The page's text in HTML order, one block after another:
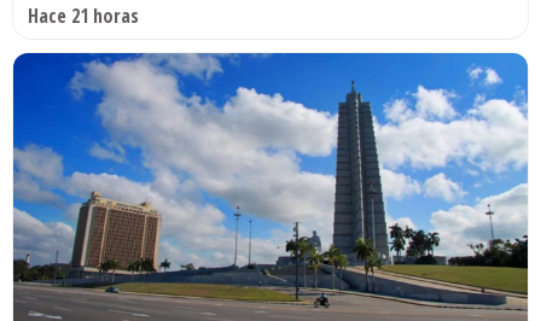
Hace 21 horas